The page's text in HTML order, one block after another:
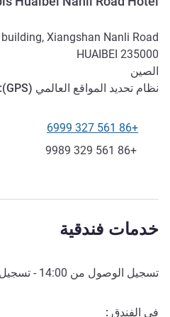
Xiangshan Nanli Road
235000
HUAIBEI
الصين
نظام تحديد المواقع العالمي (GPS
):
الهاتف
+86 561 327 6999
فاكس
+86 561 329 9989
خدمات فندقية
تسجيل الوصول من 14:00
-
في الفندق